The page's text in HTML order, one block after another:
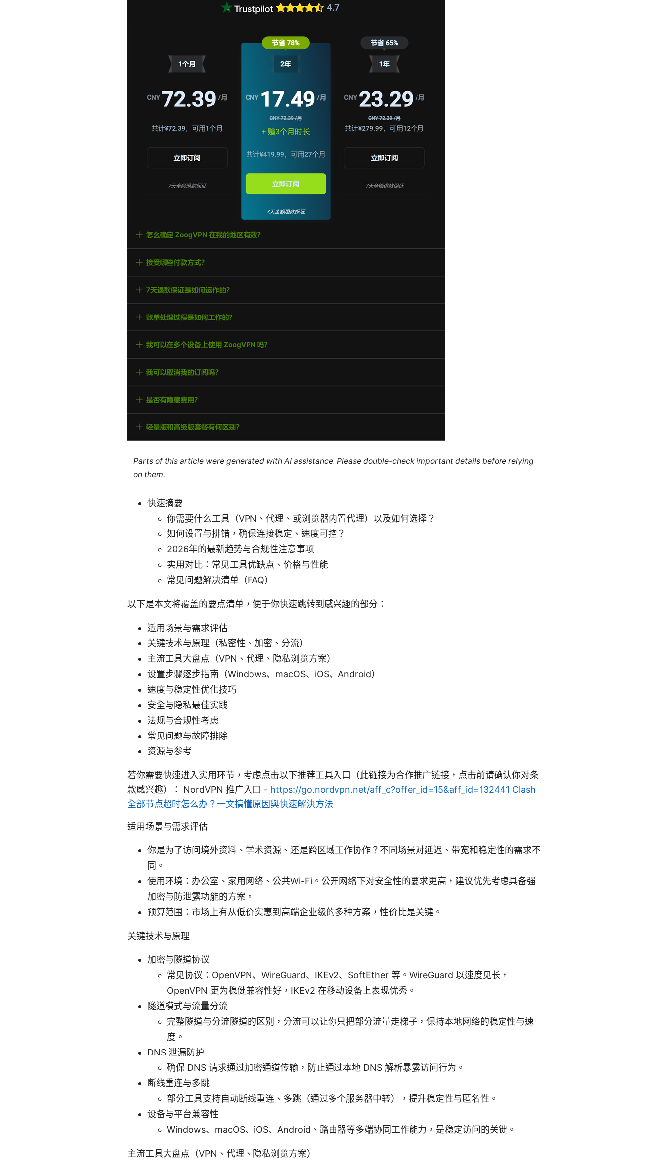
Parts of this article were generated with AI assistance. Please double-check important details before relying
on them.
快速摘要
你需要什么工具（VPN、代理、或浏览器内置代理）以及如何选择？
如何设置与排错，确保连接稳定、速度可控？
2026年的最新趋势与合规性注意事项
实用对比：常见工具优缺点、价格与性能
常见问题解决清单（FAQ）
以下是本文将覆盖的要点清单，便于你快速跳转到感兴趣的部分：
适用场景与需求评估
关键技术与原理（私密性、加密、分流）
主流工具大盘点（VPN、代理、隐私浏览方案）
设置步骤逐步指南（Windows、macOS、iOS、Android）
速度与稳定性优化技巧
安全与隐私最佳实践
法规与合规性考虑
常见问题与故障排除
资源与参考
若你需要快速进入实用环节，考虑点击以下推荐工具入口（此链接为合作推广链接，点击前请确认你对条
款感兴趣）： NordVPN 推广入口 - https://go.nordvpn.net/aff_c?offer_id=15&aff_id=132441 Clash
全部节点超时怎么办？一文搞懂原因與快速解決方法
适用场景与需求评估
你是为了访问境外资料、学术资源、还是跨区域工作协作？不同场景对延迟、带宽和稳定性的需求不
同。
使用环境：办公室、家用网络、公共Wi-Fi。公开网络下对安全性的要求更高，建议优先考虑具备强
加密与防泄露功能的方案。
预算范围：市场上有从低价实惠到高端企业级的多种方案，性价比是关键。
关键技术与原理
加密与隧道协议
常见协议：OpenVPN、WireGuard、IKEv2、SoftEther 等。WireGuard 以速度见长，
OpenVPN 更为稳健兼容性好，IKEv2 在移动设备上表现优秀。
隧道模式与流量分流
完整隧道与分流隧道的区别，分流可以让你只把部分流量走梯子，保持本地网络的稳定性与速
度。
DNS 泄漏防护
确保 DNS 请求通过加密通道传输，防止通过本地 DNS 解析暴露访问行为。
断线重连与多跳
部分工具支持自动断线重连、多跳（通过多个服务器中转），提升稳定性与匿名性。
设备与平台兼容性
Windows、macOS、iOS、Android、路由器等多端协同工作能力，是稳定访问的关键。
主流工具大盘点（VPN、代理、隐私浏览方案）